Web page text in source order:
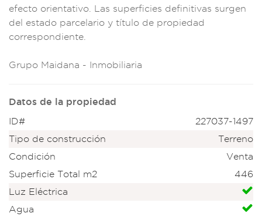
efecto orientativo. Las superficies definitivas surgen
del estado parcelario y título de propiedad
correspondiente.
Grupo Maidana - Inmobiliaria
Datos de la propiedad
ID#
227037-1497
Tipo de construcción
Terreno
Condición
Venta
Superficie Total m2
446
Luz Eléctrica
Agua